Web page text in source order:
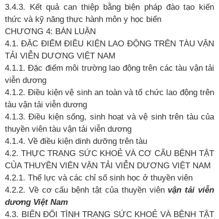
3.4.3. Kết quả can thiệp bằng biện pháp đào tạo kiến
thức và kỹ năng thực hành môn y học biển
CHƯƠNG 4: BÀN LUẬN
4.1. ĐẶC ĐIỂM ĐIỀU KIỆN LAO ĐỘNG TRÊN TÀU VẬN
TẢI VIỄN DƯƠNG VIỆT NAM
4.1.1. Đặc điểm môi trường lao động trên các tàu vận tải
viễn dương
4.1.2. Điều kiện vệ sinh an toàn và tổ chức lao động trên
tàu vận tải viễn dương
4.1.3. Điều kiện sống, sinh hoạt và vệ sinh trên tàu của
thuyền viên tàu vận tải viễn dương
4.1.4. Về điều kiện dinh dưỡng trên tàu
4.2. THỰC TRẠNG SỨC KHOẺ VÀ CƠ CẤU BỆNH TẬT
CỦA THUYỀN VIÊN VẬN TẢI VIỄN DƯƠNG VIỆT NAM
4.2.1. Thể lực và các chỉ số sinh học ở thuyền viên
4.2.2. Về cơ cấu bệnh tật của thuyền viên vận tải viễn
dương Việt Nam
4.3. BIẾN ĐỔI TÌNH TRẠNG SỨC KHOẺ VÀ BỆNH TẬT